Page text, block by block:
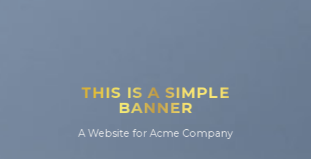
THIS IS A SIMPLE
BANNER
A Website for Acme Company